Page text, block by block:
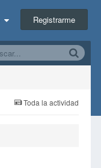
Registrarme
Toda la actividad